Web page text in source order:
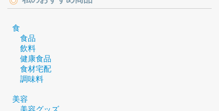
食
食品
飲料
健康食品
食材宅配
調味料
美容